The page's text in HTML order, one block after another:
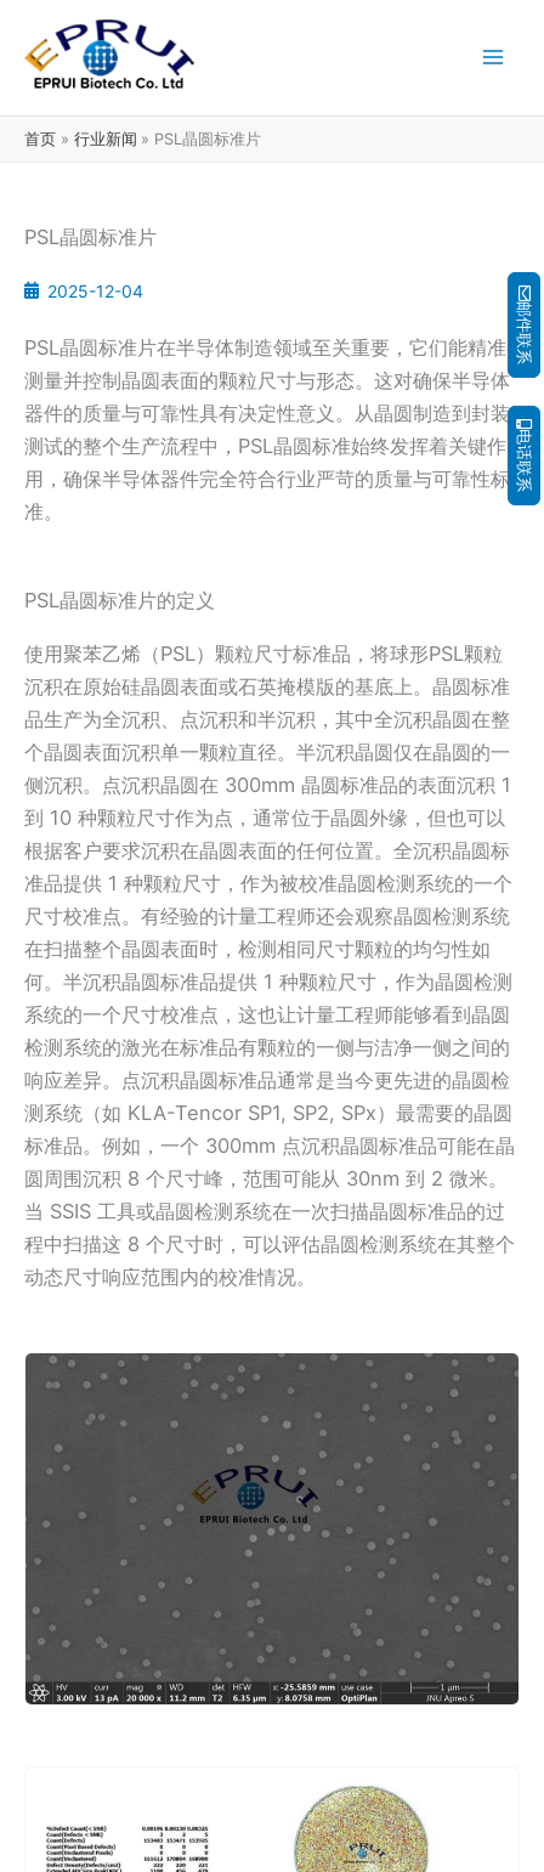
容
首页 行业新闻 PSL晶圆标准片
PSL晶圆标准片
2025-12-04
PSL晶圆标准片在半导体制造领域至关重要，它们能精准
测量并控制晶圆表面的颗粒尺寸与形态。这对确保半导体
器件的质量与可靠性具有决定性意义。从晶圆制造到封装
测试的整个生产流程中，PSL晶圆标准始终发挥着关键作
用，确保半导体器件完全符合行业严苛的质量与可靠性标
准。
PSL晶圆标准片的定义
使用聚苯乙烯（PSL）颗粒尺寸标准品，将球形PSL颗粒
沉积在原始硅晶圆表面或石英掩模版的基底上。晶圆标准
品生产为全沉积、点沉积和半沉积，其中全沉积晶圆在整
个晶圆表面沉积单一颗粒直径。半沉积晶圆仅在晶圆的一
侧沉积。点沉积晶圆在 300mm 晶圆标准品的表面沉积 1
到 10 种颗粒尺寸作为点，通常位于晶圆外缘，但也可以
根据客户要求沉积在晶圆表面的任何位置。全沉积晶圆标
准品提供 1 种颗粒尺寸，作为被校准晶圆检测系统的一个
尺寸校准点。有经验的计量工程师还会观察晶圆检测系统
在扫描整个晶圆表面时，检测相同尺寸颗粒的均匀性如
何。半沉积晶圆标准品提供 1 种颗粒尺寸，作为晶圆检测
系统的一个尺寸校准点，这也让计量工程师能够看到晶圆
检测系统的激光在标准品有颗粒的一侧与洁净一侧之间的
响应差异。点沉积晶圆标准品通常是当今更先进的晶圆检
测系统（如 KLA-Tencor SP1, SP2, SPx）最需要的晶圆
标准品。例如，一个 300mm 点沉积晶圆标准品可能在晶
圆周围沉积 8 个尺寸峰，范围可能从 30nm 到 2 微米。
当 SSIS 工具或晶圆检测系统在一次扫描晶圆标准品的过
程中扫描这 8 个尺寸时，可以评估晶圆检测系统在其整个
动态尺寸响应范围内的校准情况。
邮件联系
电话联系